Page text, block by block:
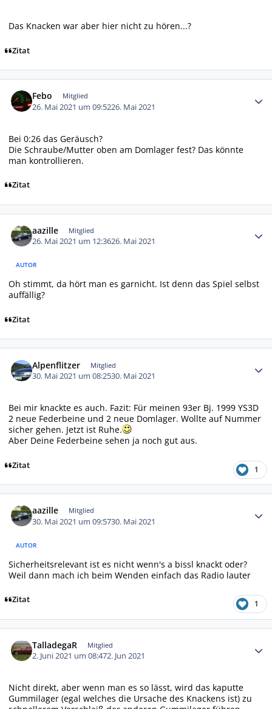
Das Knacken war aber hier nicht zu hören...?
Zitat
Febo Mitglied
26. Mai 2021 um 09:5226. Mai 2021
Bei 0:26 das Geräusch?
Die Schraube/Mutter oben am Domlager fest? Das könnte
man kontrollieren.
Zitat
aazille Mitglied
26. Mai 2021 um 12:3626. Mai 2021
AUTOR
Oh stimmt, da hört man es garnicht. Ist denn das Spiel selbst
auffällig?
Zitat
Alpenflitzer Mitglied
30. Mai 2021 um 08:2530. Mai 2021
Bei mir knackte es auch. Fazit: Für meinen 93er Bj. 1999 YS3D
2 neue Federbeine und 2 neue Domlager. Wollte auf Nummer
sicher gehen. Jetzt ist Ruhe.
Aber Deine Federbeine sehen ja noch gut aus.
Zitat 1
aazille Mitglied
30. Mai 2021 um 09:5730. Mai 2021
AUTOR
Sicherheitsrelevant ist es nicht wenn's a bissl knackt oder?
Weil dann mach ich beim Wenden einfach das Radio lauter
Zitat 1
TalladegaR Mitglied
2. Juni 2021 um 08:472. Jun 2021
Nicht direkt, aber wenn man es so lässt, wird das kaputte
Gummilager (egal welches die Ursache des Knackens ist) zu